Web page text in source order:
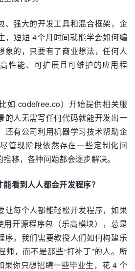
、强大的开发工具和混合框架，企
，短短 4个月时间就能学会如何编
象的，只要有了商业想法，任何人
性能、可扩展且可维护的应用程
如 codefree.co）开始提供相关服
的人无需写任何代码就能开发出一
还有公司利用机器学习技术帮助企
管现阶段依然存在一些定制化问
移，各种问题都会逐步解决。
看到人人都会开发程序？
让每个人都能轻松开发程序，如果
用开源程序包（乐高模块），总是
序。我们需要教授人们如何构建乐
师，而不是那些“打补丁”的人。所
果你只想招聘一些毕业生，花 4 个